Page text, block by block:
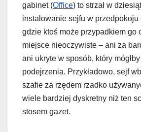
gabinet (Office) to strzał w
instalowanie sejfu w przedpokoju
gdzie ktoś może przypadkiem go
miejsce nieoczywiste – ani za
ani ukryte w sposób, który
podejrzenia. Przykładowo, sejf
szafie za rzędem rzadko
wiele bardziej dyskretny niż ten
stosem gazet.